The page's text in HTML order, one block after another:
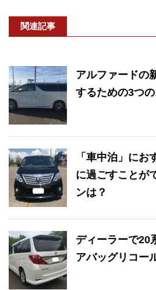
関連記事
アルファードの
するための3つ
「車中泊」にお
に過ごすことが
ンは？
ディーラーで20
アバッグリコー